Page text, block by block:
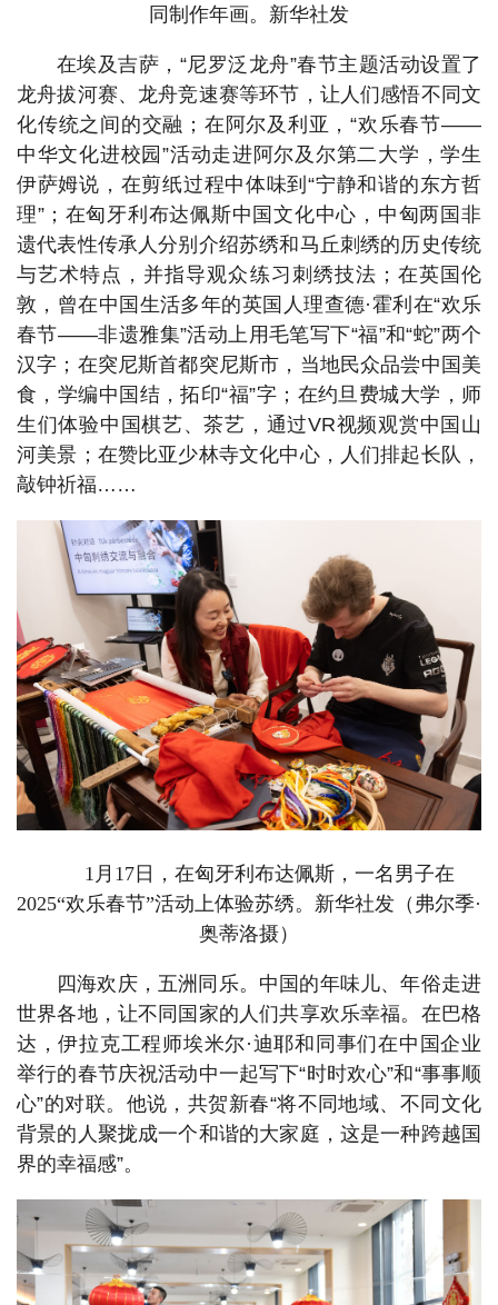
同制作年画。新华社发
在埃及吉萨，“尼罗泛龙舟”春节主题活动设置了
龙舟拔河赛、龙舟竞速赛等环节，让人们感悟不同文
化传统之间的交融；在阿尔及利亚，“欢乐春节——
中华文化进校园”活动走进阿尔及尔第二大学，学生
伊萨姆说，在剪纸过程中体味到“宁静和谐的东方哲
理”；在匈牙利布达佩斯中国文化中心，中匈两国非
遗代表性传承人分别介绍苏绣和马丘刺绣的历史传统
与艺术特点，并指导观众练习刺绣技法；在英国伦
敦，曾在中国生活多年的英国人理查德·霍利在“欢乐
春节——非遗雅集”活动上用毛笔写下“福”和“蛇”两个
汉字；在突尼斯首都突尼斯市，当地民众品尝中国美
食，学编中国结，拓印“福”字；在约旦费城大学，师
生们体验中国棋艺、茶艺，通过VR视频观赏中国山
河美景；在赞比亚少林寺文化中心，人们排起长队，
敲钟祈福……
1月17日，在匈牙利布达佩斯，一名男子在
2025“欢乐春节”活动上体验苏绣。新华社发（弗尔季·
奥蒂洛摄）
四海欢庆，五洲同乐。中国的年味儿、年俗走进
世界各地，让不同国家的人们共享欢乐幸福。在巴格
达，伊拉克工程师埃米尔·迪耶和同事们在中国企业
举行的春节庆祝活动中一起写下“时时欢心”和“事事顺
心”的对联。他说，共贺新春“将不同地域、不同文化
背景的人聚拢成一个和谐的大家庭，这是一种跨越国
界的幸福感”。